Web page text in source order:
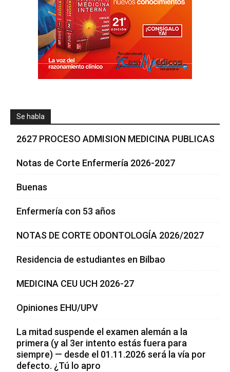
Se habla
2627 PROCESO ADMISION MEDICINA PUBLICAS
Notas de Corte Enfermería 2026-2027
Buenas
Enfermería con 53 años
NOTAS DE CORTE ODONTOLOGÍA 2026/2027
Residencia de estudiantes en Bilbao
MEDICINA CEU UCH 2026-27
Opiniones EHU/UPV
La mitad suspende el examen alemán a la
primera (y al 3er intento estás fuera para
siempre) — desde el 01.11.2026 será la vía por
defecto. ¿Tú lo apro